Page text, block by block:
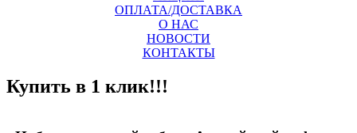
ОПЛАТА/ДОСТАВКА
О НАС
НОВОСТИ
КОНТАКТЫ
Купить в 1 клик!!!